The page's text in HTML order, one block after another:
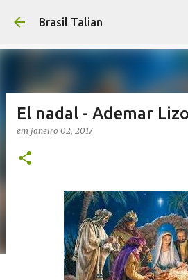
Pular para o conteúdo
Brasil Talian
El nadal - Ademar
em janeiro 02, 2017